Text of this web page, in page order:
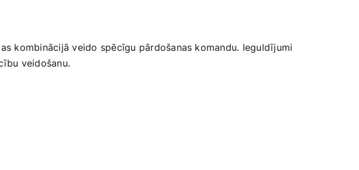
kombinācijā ⁢veido spēcīgu pārdošanas komandu. Ieguldījumi
veidošanu.